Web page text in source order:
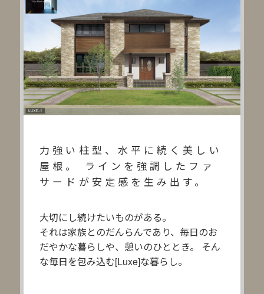
力強い柱型、水平に続く美しい
屋根。
ラインを強調したファ
サードが安定感を生み出す。
大切にし続けたいものがある。
それは家族とのだんらんであり、毎日のお
だやかな暮らしや、憩いのひととき。
そん
な毎日を包み込む[Luxe]な暮らし。